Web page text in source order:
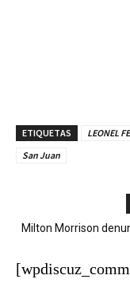
ETIQUETAS LEONEL
San Juan
Milton Morrison
Autobús con